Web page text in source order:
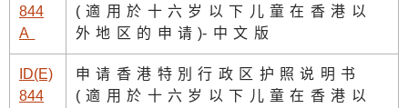
844
A
(適用於十六岁以下儿童在香港以
外地区的申请)-中文版
ID(E)
844
申请香港特別行政区护照说明书
(適用於十六岁以下儿童在香港以